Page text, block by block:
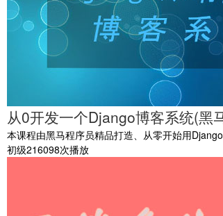
从0开发一个Django博客系统(黑
本课程由黑马程序员精品打造、从零开始用
初级216098次播放